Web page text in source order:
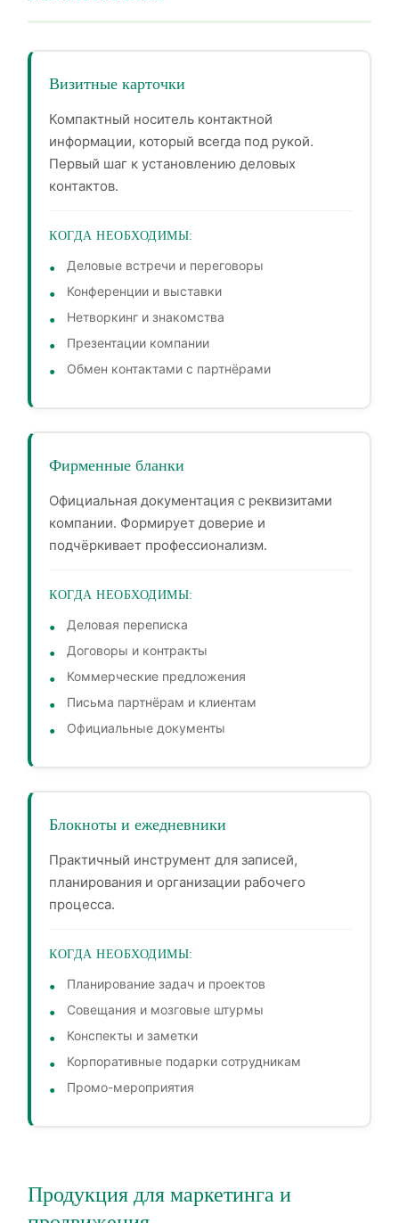
Визитные карточки
Компактный носитель контактной
информации, который всегда под рукой.
Первый шаг к установлению деловых
контактов.
КОГДА НЕОБХОДИМЫ:
Деловые встречи и переговоры
Конференции и выставки
Нетворкинг и знакомства
Презентации компании
Обмен контактами с партнёрами
Фирменные бланки
Официальная документация с реквизитами
компании. Формирует доверие и
подчёркивает профессионализм.
КОГДА НЕОБХОДИМЫ:
Деловая переписка
Договоры и контракты
Коммерческие предложения
Письма партнёрам и клиентам
Официальные документы
Блокноты и ежедневники
Практичный инструмент для записей,
планирования и организации рабочего
процесса.
КОГДА НЕОБХОДИМЫ:
Планирование задач и проектов
Совещания и мозговые штурмы
Конспекты и заметки
Корпоративные подарки сотрудникам
Промо-мероприятия
Продукция для маркетинга и